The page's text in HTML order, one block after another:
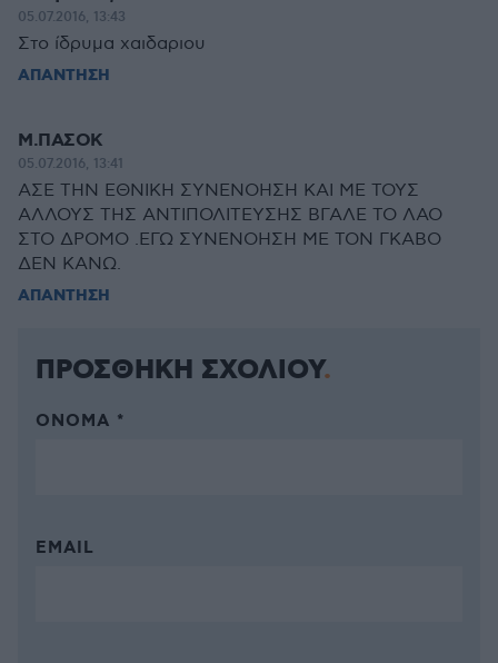
05.07.2016, 13:43
Στο ίδρυμα χαιδαριου
ΑΠΑΝΤΗΣΗ
Μ.ΠΑΣΟΚ
05.07.2016, 13:41
ΑΣΕ ΤΗΝ ΕΘΝΙΚΗ ΣΥΝΕΝΟΗΣΗ ΚΑΙ ΜΕ ΤΟΥΣ
ΑΛΛΟΥΣ ΤΗΣ ΑΝΤΙΠΟΛΙΤΕΥΣΗΣ ΒΓΑΛΕ ΤΟ ΛΑΟ
ΣΤΟ ΔΡΟΜΟ .ΕΓΩ ΣΥΝΕΝΟΗΣΗ ΜΕ ΤΟΝ ΓΚΑΒΟ
ΔΕΝ ΚΑΝΩ.
ΑΠΑΝΤΗΣΗ
ΠΡΟΣΘΗΚΗ ΣΧΟΛΙΟΥ
ΌΝΟΜΑ *
EMAIL